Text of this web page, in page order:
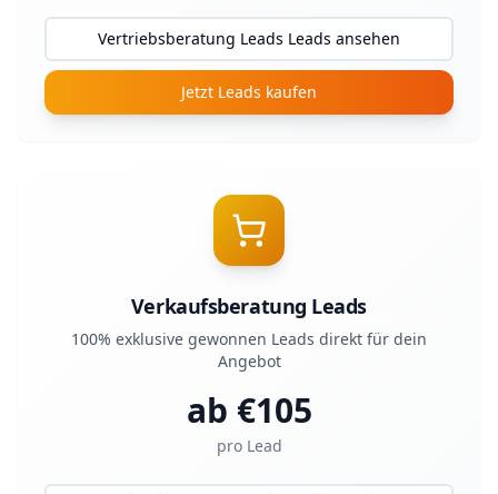
Vertriebsberatung Leads Leads ansehen
Jetzt Leads kaufen
Verkaufsberatung Leads
100% exklusive gewonnen Leads direkt für dein
Angebot
ab €105
pro Lead